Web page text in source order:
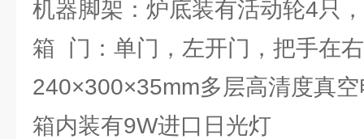
机器脚架：炉底装有活动轮4只
箱 门：单门，左开门，把手在
240×300×35mm多层高清度真
箱内装有9W进口日光灯